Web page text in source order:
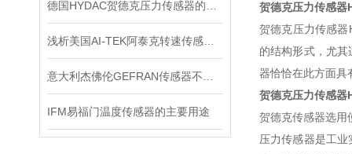
IFM易福门温度传感器的主要用途
贺德克压力传感器
贺德克压力传感
的结构形式，尤
器恰恰在此方面具
贺德克压力传感器
贺德克传感器选用
压力传感器是工